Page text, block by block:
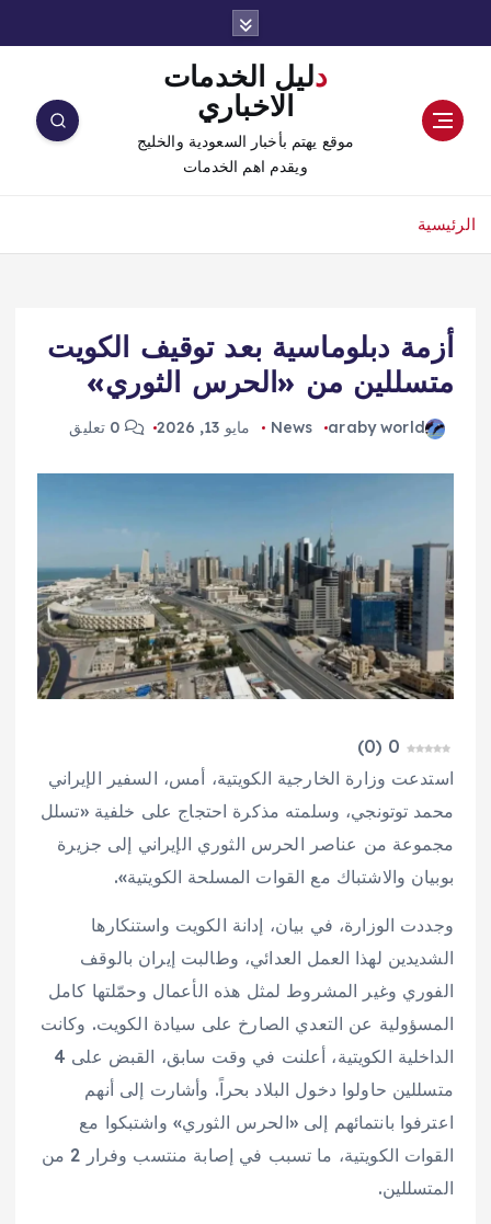
دليل الخدمات
الاخباري
موقع يهتم بأخبار السعودية والخليج
ويقدم اهم الخدمات
الرئيسية
أزمة دبلوماسية بعد توقيف الكويت
متسللين من «الحرس الثوري»
araby world
News مايو 13, 2026
0
(
0
)
استدعت وزارة الخارجية الكويتية، أمس، السفير الإيراني
محمد توتونجي، وسلمته مذكرة احتجاج على خلفية «تسلل
مجموعة من عناصر الحرس الثوري الإيراني إلى جزيرة
بوبيان والاشتباك مع القوات المسلحة الكويتية».
وجددت الوزارة، في بيان، إدانة الكويت واستنكارها
الشديدين لهذا العمل العدائي، وطالبت إيران بالوقف
الفوري وغير المشروط لمثل هذه الأعمال وحمّلتها كامل
المسؤولية عن التعدي الصارخ على سيادة الكويت. وكانت
الداخلية الكويتية، أعلنت في وقت سابق، القبض على 4
متسللين حاولوا دخول البلاد بحراً. وأشارت إلى أنهم
اعترفوا بانتمائهم إلى «الحرس الثوري» واشتبكوا مع
القوات الكويتية، ما تسبب في إصابة منتسب وفرار 2 من
المتسللين.